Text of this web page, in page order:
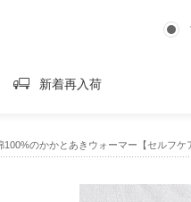
新着再入荷
のかかとあきウォーマー【セルフケ